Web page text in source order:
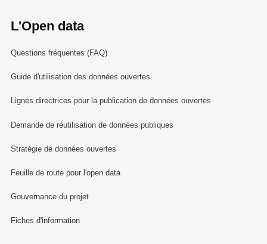
L'Open data
Questions fréquentes (FAQ)
Guide d'utilisation des données ouvertes
Lignes directrices pour la publication de données ouvertes
Demande de réutilisation de données publiques
Stratégie de données ouvertes
Feuille de route pour l'open data
Gouvernance du projet
Fiches d'information